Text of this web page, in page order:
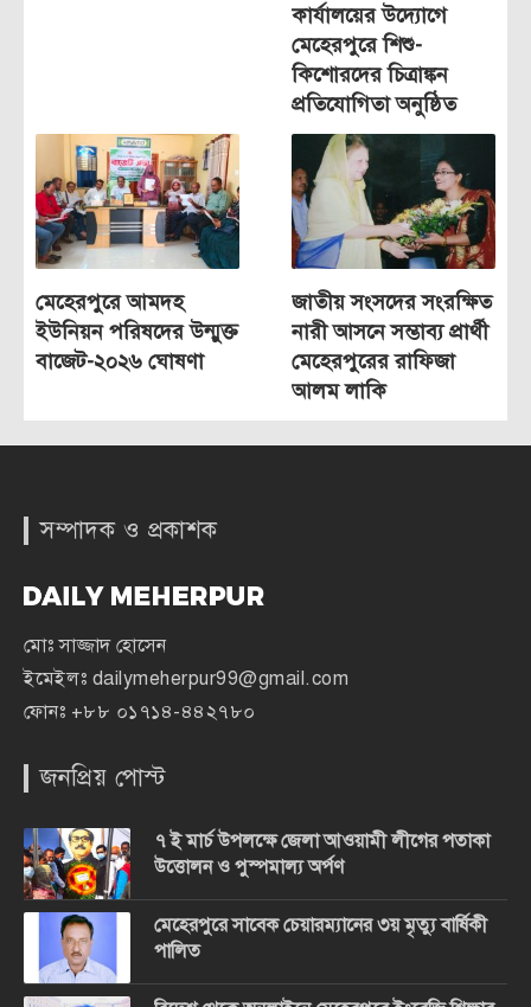
কার্যালয়ের উদ্যোগে
মেহেরপুরে শিশু-
কিশোরদের চিত্রাঙ্কন
প্রতিযোগিতা অনুষ্ঠিত
মেহেরপুরে আমদহ
ইউনিয়ন পরিষদের উন্মুক্ত
বাজেট-২০২৬ ঘোষণা
জাতীয় সংসদের সংরক্ষিত
নারী আসনে সম্ভাব্য প্রার্থী
মেহেরপুরের রাফিজা
আলম লাকি
সম্পাদক ও প্রকাশক
মোঃ সাজ্জাদ হোসেন
ইমেইলঃ dailymeherpur99@gmail.com
ফোনঃ +৮৮ ০১৭১৪-৪৪২৭৮০
জনপ্রিয় পোস্ট
৭ ই মার্চ উপলক্ষে জেলা আওয়ামী লীগের পতাকা
উত্তোলন ও পুস্পমাল্য অর্পণ
মেহেরপুরে সাবেক চেয়ারম্যানের ৩য় মৃত্যু বার্ষিকী
পালিত